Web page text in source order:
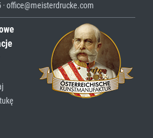
office@meisterdrucke.com